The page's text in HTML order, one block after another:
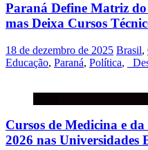
Paraná Define Matriz
mas Deixa Cursos
18 de dezembro de 2025 Brasil,
Educação, Paraná, Política,
Cursos de Medicina e
2026 nas Universidades